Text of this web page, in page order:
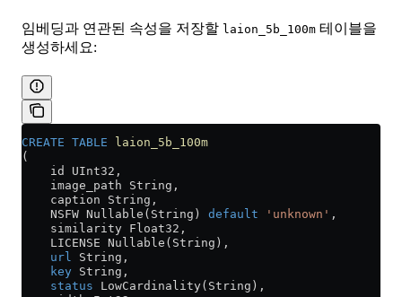
임베딩과 연관된 속성을 저장할 laion_5b_100m 테이블을
생성하세요:
CREATE TABLE laion_5b_100m
(
    id UInt32,
    image_path String,
    caption String,
    NSFW Nullable(String)
default 'unknown' ,
    similarity Float32,
    LICENSE Nullable(String),
    url
String,
    key
String,
    status
LowCardinality(String),